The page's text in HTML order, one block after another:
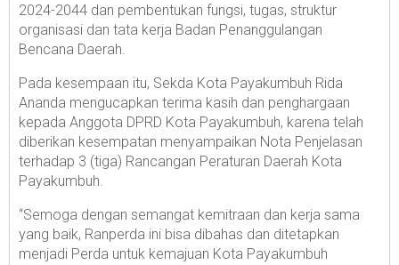
2024-2044 dan pembentukan fungsi, tugas, struktur
organisasi dan tata kerja Badan Penanggulangan
Bencana Daerah.
Pada kesempaan itu, Sekda Kota Payakumbuh Rida
Ananda mengucapkan terima kasih dan penghargaan
kepada Anggota DPRD Kota Payakumbuh, karena telah
diberikan kesempatan menyampaikan Nota Penjelasan
terhadap 3 (tiga) Rancangan Peraturan Daerah Kota
Payakumbuh.
“Semoga dengan semangat kemitraan dan kerja sama
yang baik, Ranperda ini bisa dibahas dan ditetapkan
menjadi Perda untuk kemajuan Kota Payakumbuh